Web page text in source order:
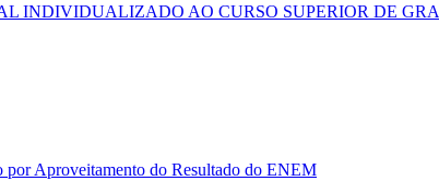
INDIVIDUALIZADO AO CURSO SUPERIOR DE
Aproveitamento do Resultado do ENEM